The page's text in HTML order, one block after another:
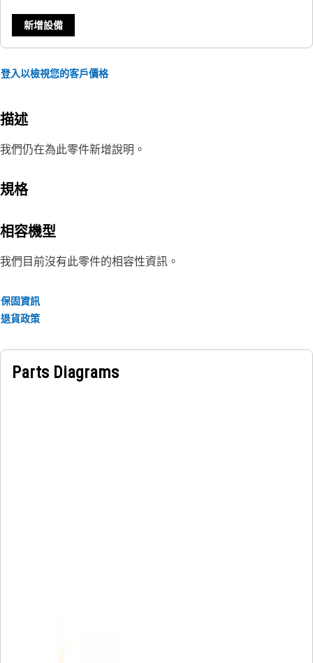
新增設備
登入以檢視您的客戶價格
描述
我們仍在為此零件新增說明。
規格
相容機型
我們目前沒有此零件的相容性資訊。
保固資訊
退貨政策
Parts Diagrams